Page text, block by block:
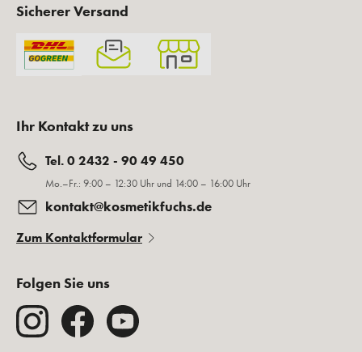
Sicherer Versand
Ihr Kontakt zu uns
Tel. 0 2432 - 90 49 450
Mo.–Fr.: 9:00 – 12:30 Uhr und 14:00 – 16:00 Uhr
kontakt@kosmetikfuchs.de
Zum Kontaktformular
Folgen Sie uns